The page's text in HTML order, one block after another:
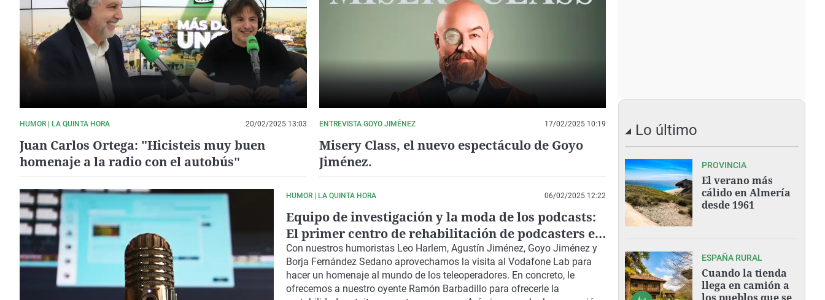
HUMOR | LA QUINTA HORA 20/02/2025 13:03
Juan Carlos Ortega: "Hicisteis muy buen
homenaje a la radio con el autobús"
ENTREVISTA GOYO JIMÉNEZ 17/02/2025 10:19
Misery Class, el nuevo espectáculo de Goyo
Jiménez.
HUMOR | LA QUINTA HORA 06/02/2025 12:22
Equipo de investigación y la moda de los podcasts:
El primer centro de rehabilitación de podcasters en
España
Con nuestros humoristas Leo Harlem, Agustín Jiménez, Goyo Jiménez y
Borja Fernández Sedano aprovechamos la visita al Vodafone Lab para
hacer un homenaje al mundo de los teleoperadores. En concreto, le
ofrecemos a nuestro oyente Ramón Barbadillo para ofrecerle la
Lo último
PROVINCIA
El verano más
cálido en Almería
desde 1961
ESPAÑA RURAL
Cuando la tienda
llega en camión a